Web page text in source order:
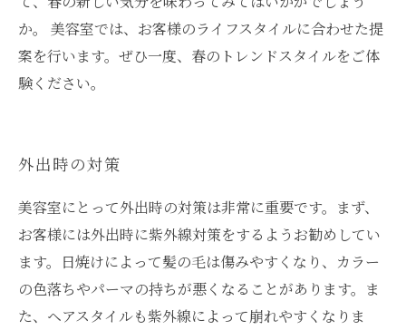
か。 美容室では、お客様のライフスタイルに合わせた提
案を行います。ぜひ一度、春のトレンドスタイルをご体
験ください。
外出時の対策
美容室にとって外出時の対策は非常に重要です。まず、
お客様には外出時に紫外線対策をするようお勧めしてい
ます。日焼けによって髪の毛は傷みやすくなり、カラー
の色落ちやパーマの持ちが悪くなることがあります。ま
た、ヘアスタイルも紫外線によって崩れやすくなりま